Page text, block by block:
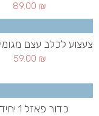
89.00 ₪
צעצוע לכלב עצם מגומי 1 יחידות
59.00 ₪
כדור פאזל 1 יחידות